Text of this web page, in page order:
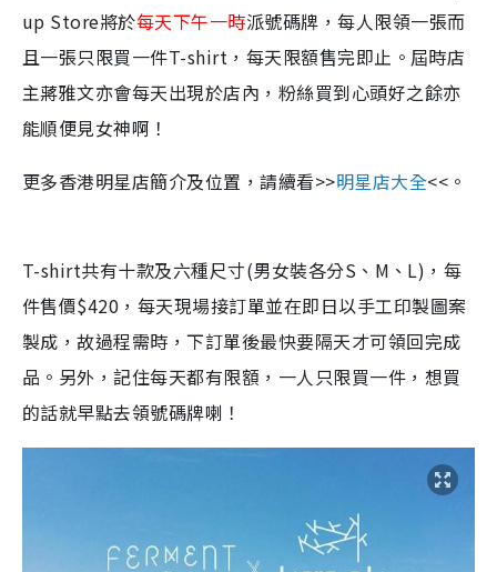
up Store將於每天下午一時派號碼牌，每人限領一張而
且一張只限買一件T-shirt，每天限額售完即止。屆時店
主蔣雅文亦會每天出現於店內，粉絲買到心頭好之餘亦
能順便見女神啊！
更多香港明星店簡介及位置，請續看>>明星店大全<<。
T-shirt共有十款及六種尺寸(男女裝各分S、M、L)，每
件售價$420，每天現場接訂單並在即日以手工印製圖案
製成，故過程需時，下訂單後最快要隔天才可領回完成
品。另外，記住每天都有限額，一人只限買一件，想買
的話就早點去領號碼牌喇！